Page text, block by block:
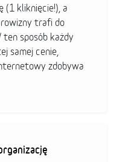
(1 kliknięcie!), a
trafi do
ten sposób każdy
samej cenie,
zdobywa